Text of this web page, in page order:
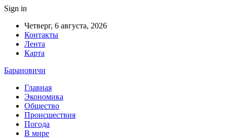
Sign in
Четверг, 6 августа, 2026
Контакты
Лента
Карта
Барановичи
Главная
Экономика
Общество
Происшествия
Погода
В мире